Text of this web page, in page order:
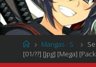
Página
de
Inicio
Mangas - S
[01/??] [Jpg] [Mega]